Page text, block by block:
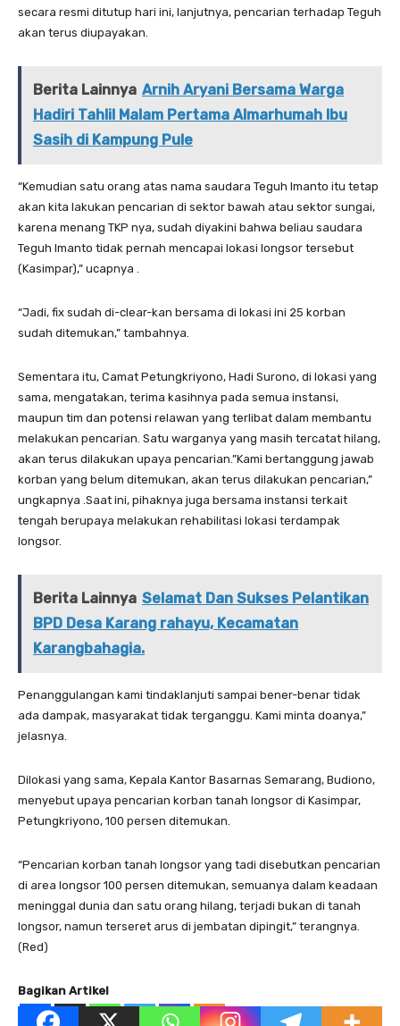
secara resmi ditutup hari ini, lanjutnya, pencarian terhadap Teguh
akan terus diupayakan.
Berita Lainnya Arnih Aryani Bersama Warga
Hadiri Tahlil Malam Pertama Almarhumah Ibu
Sasih di Kampung Pule
“Kemudian satu orang atas nama saudara Teguh Imanto itu tetap
akan kita lakukan pencarian di sektor bawah atau sektor sungai,
karena menang TKP nya, sudah diyakini bahwa beliau saudara
Teguh Imanto tidak pernah mencapai lokasi longsor tersebut
(Kasimpar),” ucapnya .
“Jadi, fix sudah di-clear-kan bersama di lokasi ini 25 korban
sudah ditemukan,” tambahnya.
Sementara itu, Camat Petungkriyono, Hadi Surono, di lokasi yang
sama, mengatakan, terima kasihnya pada semua instansi,
maupun tim dan potensi relawan yang terlibat dalam membantu
melakukan pencarian. Satu warganya yang masih tercatat hilang,
akan terus dilakukan upaya pencarian.”Kami bertanggung jawab
korban yang belum ditemukan, akan terus dilakukan pencarian,”
ungkapnya .Saat ini, pihaknya juga bersama instansi terkait
tengah berupaya melakukan rehabilitasi lokasi terdampak
longsor.
Berita Lainnya Selamat Dan Sukses Pelantikan
BPD Desa Karang rahayu, Kecamatan
Karangbahagia.
Penanggulangan kami tindaklanjuti sampai bener-benar tidak
ada dampak, masyarakat tidak terganggu. Kami minta doanya,”
jelasnya.
Dilokasi yang sama, Kepala Kantor Basarnas Semarang, Budiono,
menyebut upaya pencarian korban tanah longsor di Kasimpar,
Petungkriyono, 100 persen ditemukan.
“Pencarian korban tanah longsor yang tadi disebutkan pencarian
di area longsor 100 persen ditemukan, semuanya dalam keadaan
meninggal dunia dan satu orang hilang, terjadi bukan di tanah
longsor, namun terseret arus di jembatan dipingit,” terangnya.
(Red)
Bagikan Artikel